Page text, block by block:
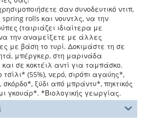
σαν συνοδευτικό ντιπ,
rolls και νουντλς, να την
(ταιριάζει ιδιαίτερα με
την αναμείξετε με άλλες
με βάση το τυρί. Δοκιμάστε τη σε
μπέργκερ, στη μαρινάδα
σε κοκτέιλ αντί για ταμπάσκο.
τσίλι* (55%), νερό, σιρόπι αγαύης*,
ξύδι από μπράντυ*, πηκτικός
γκουάρ*. *Βιολογικής γεωργίας.